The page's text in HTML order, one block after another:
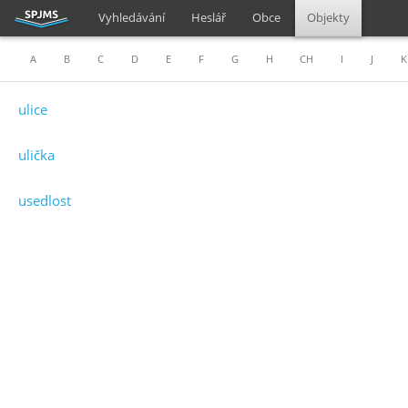
Vyhledávání Heslář Obce Objekty
A B C D E F G H CH I J K
ulice
ulička
usedlost